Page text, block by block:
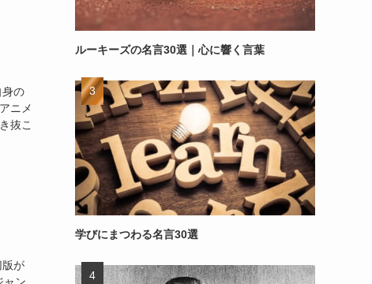
の
ニメ
抜こ
が
ルーキーズの名言30選｜心に響く言葉
学びにまつわる名言30選